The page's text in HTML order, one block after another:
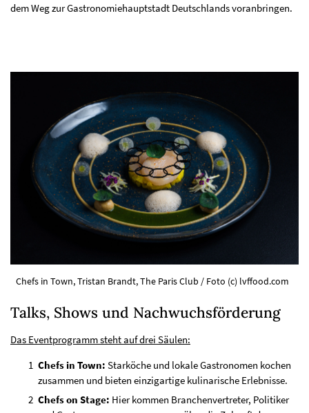
dem Weg zur Gastronomiehauptstadt Deutschlands voranbringen​.
Chefs in Town, Tristan Brandt, The Paris Club / Foto (c) lvffood.com
Talks, Shows und Nachwuchsförderung
Das Eventprogramm steht auf drei Säulen:
Chefs in Town: Starköche und lokale Gastronomen kochen
zusammen und bieten einzigartige kulinarische Erlebnisse.
Chefs on Stage: Hier kommen Branchenvertreter, Politiker